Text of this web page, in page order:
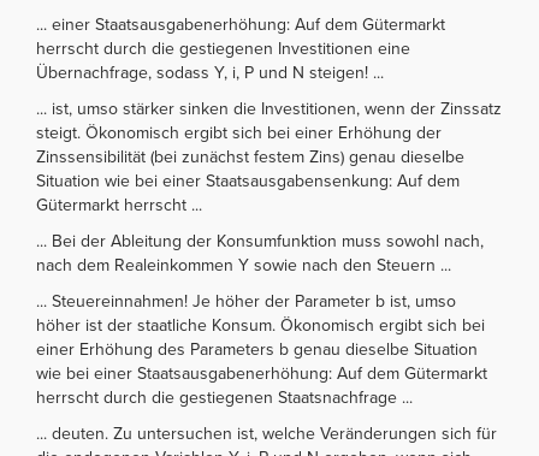
... einer Staatsausgabenerhöhung: Auf dem Gütermarkt
herrscht durch die gestiegenen Investitionen eine
Übernachfrage, sodass Y, i, P und N steigen! ...
... ist, umso stärker sinken die Investitionen, wenn der Zinssatz
steigt. Ökonomisch ergibt sich bei einer Erhöhung der
Zinssensibilität (bei zunächst festem Zins) genau dieselbe
Situation wie bei einer Staatsausgabensenkung: Auf dem
Gütermarkt herrscht ...
... Bei der Ableitung der Konsumfunktion muss sowohl nach,
nach dem Realeinkommen Y sowie nach den Steuern ...
... Steuereinnahmen! Je höher der Parameter b ist, umso
höher ist der staatliche Konsum. Ökonomisch ergibt sich bei
einer Erhöhung des Parameters b genau dieselbe Situation
wie bei einer Staatsausgabenerhöhung: Auf dem Gütermarkt
herrscht durch die gestiegenen Staatsnachfrage ...
... deuten. Zu untersuchen ist, welche Veränderungen sich für